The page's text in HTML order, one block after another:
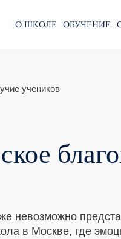
О ШКОЛЕ ОБУЧЕНИЕ
учеников
невозможно
в Москве, где